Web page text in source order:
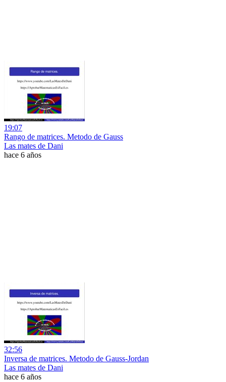
19:07
Rango de matrices. Metodo de Gauss
Las mates de Dani
hace 6 años
32:56
Inversa de matrices. Metodo de Gauss-Jordan
Las mates de Dani
hace 6 años